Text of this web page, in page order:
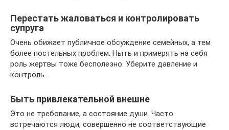
Перестать жаловаться и контролировать
супруга
Очень обижает публичное обсуждение семейных, а тем
более постельных проблем. Ныть и примерять на себя
роль жертвы тоже бесполезно. Уберите давление и
контроль.
Быть привлекательной внешне
Это не требование, а состояние души. Часто
встречаются люди, совершенно не соответствующие